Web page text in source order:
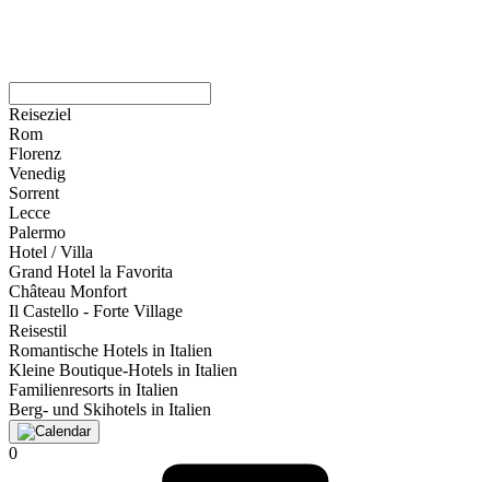
Reiseziel
Rom
Florenz
Venedig
Sorrent
Lecce
Palermo
Hotel / Villa
Grand Hotel la Favorita
Château Monfort
Il Castello - Forte Village
Reisestil
Romantische Hotels in Italien
Kleine Boutique-Hotels in Italien
Familienresorts in Italien
Berg- und Skihotels in Italien
0